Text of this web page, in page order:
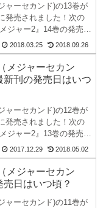
ャーセカンド)の13巻が
発売されました！次の
ジャー2』14巻の発売日
。が、TVアニメ化され
した!!大吾の父親・吾郎
く、放送されるの...
2018.03.25 2018.09.26
メジャーセカン
新刊の発売日はいつ
ャーセカンド)の12巻が
発売されました！次の
ジャー2』13巻の発売日
。が、TVアニメ化され
した!!大吾の父親・吾郎
く、放送されるの...
2017.12.29 2018.05.02
メジャーセカン
売日はいつ頃？
ャーセカンド)の11巻が